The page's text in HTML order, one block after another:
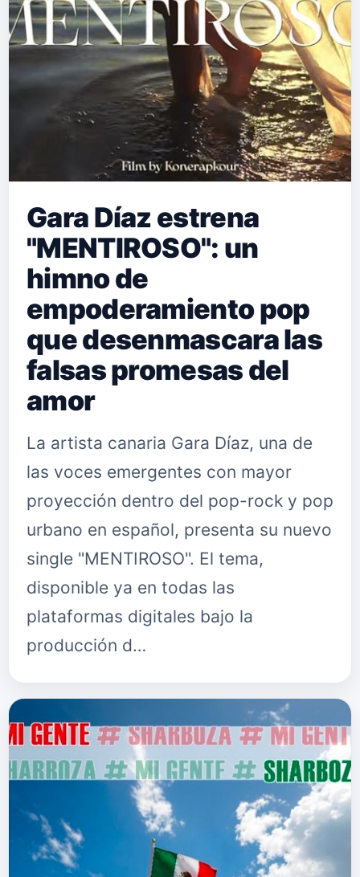
Gara Díaz estrena
"MENTIROSO": un
himno de
empoderamiento pop
que desenmascara las
falsas promesas del
amor
La artista canaria Gara Díaz, una de
las voces emergentes con mayor
proyección dentro del pop-rock y pop
urbano en español, presenta su nuevo
single "MENTIROSO". El tema,
disponible ya en todas las
plataformas digitales bajo la
producción d…